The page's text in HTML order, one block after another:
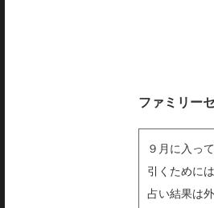
ファミリー
９月に入っ
引くために
占い結果は